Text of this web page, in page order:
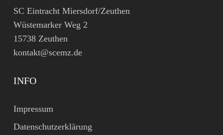
SC Eintracht Miersdorf/Zeuthen
Wüstemarker Weg 2
15738 Zeuthen
kontakt@scemz.de
INFO
Impressum
Datenschutzerklärung